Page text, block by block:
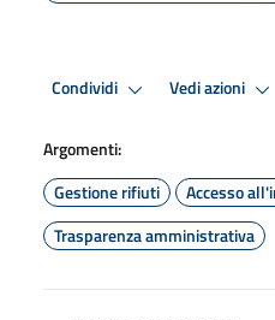
Condividi Vedi azioni
Argomenti:
Gestione rifiuti
Accesso
Trasparenza amministrativa